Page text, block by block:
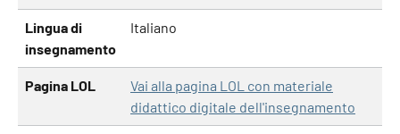
Lingua di
insegnamento
Italiano
Pagina LOL
Vai alla pagina LOL con materiale
didattico digitale dell'insegnamento